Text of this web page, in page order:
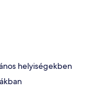
helyiségekben